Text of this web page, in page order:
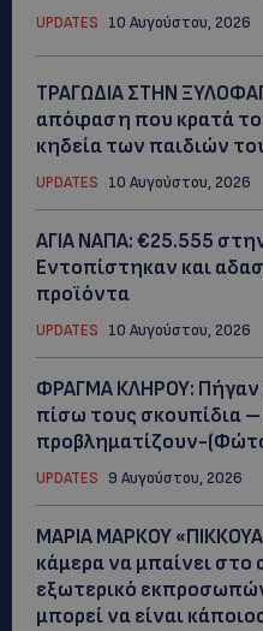
UPDATES 10 Αυγούστου, 2026
ΤΡΑΓΩΔΙΑ ΣΤΗΝ
απόφαση που κρατά
κηδεία των παιδιών
UPDATES 10 Αυγούστου, 2026
ΑΓΙΑ ΝΑΠΑ: €25.555
Εντοπίστηκαν και
προϊόντα
UPDATES 10 Αυγούστου, 2026
ΦΡΑΓΜΑ ΚΛΗΡΟΥ: Πήγαν
πίσω τους σκουπίδια –
προβληματίζουν-
UPDATES 9 Αυγούστου, 2026
ΜΑΡΙΑ ΜΑΡΚΟΥ
κάμερα να μπαίνει στο
εξωτερικό
μπορεί να είναι